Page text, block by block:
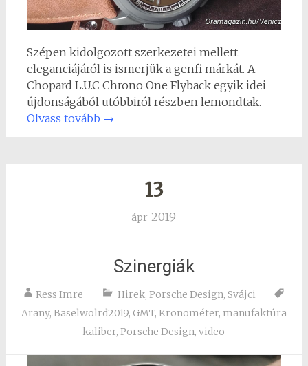
Szépen kidolgozott szerkezetei mellett
eleganciájáról is ismerjük a genfi márkát. A
Chopard L.U.C Chrono One Flyback egyik idei
újdonságából utóbbiról részben lemondtak.
Olvass tovább →
13
ápr 2019
Szinergiák
Ress Imre Hirek, Porsche Design, Svájci
Arany, Baselwolrd2019, GMT, Kronométer, manufaktúra
kaliber,Porsche Design,video